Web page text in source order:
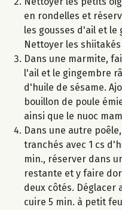
en rondelles et
les gousses d'ail et
Nettoyer les
Dans une marmite,
l'ail et le gingembre
d'huile de sésame.
bouillon de poule
ainsi que le nuoc
Dans une autre
tranchés avec 1 cs
min., réserver dans
restante et y faire
deux côtés. Déglacer
cuire 5 min. à petit